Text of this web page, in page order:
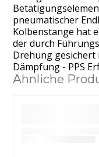
pneumatischer
Kolbenstange hat
der durch
Drehung gesichert
Dämpfung - PPS
Ähnliche